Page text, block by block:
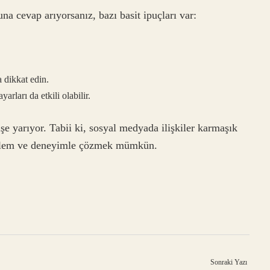
cevap arıyorsanız, bazı basit ipuçları var:
dikkat edin.
da etkili olabilir.
yarıyor. Tabii ki, sosyal medyada ilişkiler karmaşık
ve deneyimle çözmek mümkün.
Sonraki Yazı